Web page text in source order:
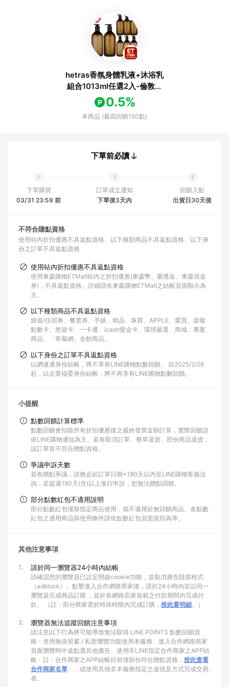
hetras香氛身體乳液+沐浴乳
組合1013ml任選2入-倫敦麝
香/花園/五星級飯店/水仙花/
無花果/桑塔爾(國際航空版)
0.5%
本商品 (最高回饋150點)
下單前必讀
下單購買
03/31 23:59 前
訂單成立通知
下單後3天內
回饋入點
出貨日30天後
不符合賺點資格
使用站內折扣優惠不具返點資格 以下種類商品不具返點資格
以下身
份之訂單不具返點資格
使用站內折扣優惠不具返點資格
使用東森購物ETMall站內之折扣優惠(東森幣、樂透金、東森現金
券)，不具返點資格。詳細請依東森購物ETMall之結帳頁面顯示為
主。
以下種類商品不具返點資格
旅遊/住宿券、餐票券、手錶、精品、珠寶、APPLE、愛買、虛擬
點數卡、悠遊卡、一卡通、icash愛金卡、環球嚴選、商城、專案
商品、「草莓網」全館商品。
以下身份之訂單不具返點資格
以網連通身份結帳，將不享有LINE購物點數回饋。 自2025/2/26
起，以企業福委身份結帳，將不再享有LINE購物點數回饋。
小提醒
點數回饋計算標準
點數回饋會扣除所有折扣優惠後之最終發票金額計算，實際回饋請
依LINE購物通知為主。若有取消訂單、整單退貨、部份商品退貨，
該訂單皆不符合贈點資格。
爭議申訴天數
若有贈點爭議，請務必於訂單日期+180天以內至LINE購物客服洽
詢；若超過180天(含)以上進行申訴，恕無法贈點回饋。
部分點數紅包不適用說明
部分點數紅包僅限指定商品使用，或不適用於無回饋商品。各點數
紅包之適用商品與使用條件請依點數紅包頁面規則為準。
其他注意事項
1. 請於同一瀏覽器24小時內結帳
請確認您的瀏覽器已設定開啟cookie功能，並取消廣告阻擋程式
（adblock）。點擊進入合作網路商家後，請於24小時內並以同一
瀏覽器完成商品訂購 ，並於各網路店家規範之付款期間內完成付
款。 （註：部分商家需於特殊時限內完成訂購， 按此看明細。）
2. 瀏覽器無法追蹤回饋注意事項
請注意以下行為將可能導致無法取得 LINE POINTS 點數回饋資
格：使用無痕視窗 / 私密瀏覽功能使用本服務、進入合作網路商家
頁面瀏覽時中途點選其他廣告、使用非LINE指定合作商家之APP結
帳﹙註：合作商家之APP結帳目前僅部份符合贈點資格， 按此查看
合作商家名單 ﹚、或使用其他非本服務指定之途徑及方式完成交易
者。